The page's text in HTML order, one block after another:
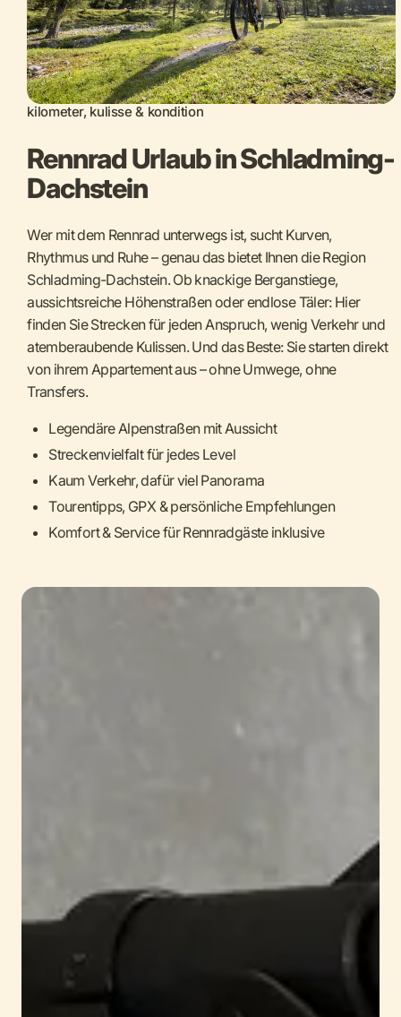
kilometer, kulisse & kondition
Rennrad Urlaub in Schladming-
Dachstein
Wer mit dem Rennrad unterwegs ist, sucht Kurven,
Rhythmus und Ruhe – genau das bietet Ihnen die Region
Schladming-Dachstein. Ob knackige Berganstiege,
aussichtsreiche Höhenstraßen oder endlose Täler: Hier
finden Sie Strecken für jeden Anspruch, wenig Verkehr und
atemberaubende Kulissen. Und das Beste: Sie starten direkt
von ihrem Appartement aus – ohne Umwege, ohne
Transfers.
Legendäre Alpenstraßen mit Aussicht
Streckenvielfalt für jedes Level
Kaum Verkehr, dafür viel Panorama
Tourentipps, GPX & persönliche Empfehlungen
Komfort & Service für Rennradgäste inklusive